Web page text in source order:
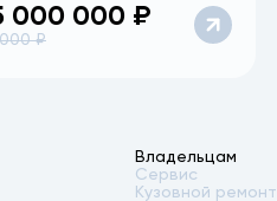
000 000 ₽
₽
Владельцам
Сервис
Кузовной ремонт